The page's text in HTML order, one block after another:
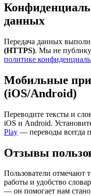
данных
Передача данных
(HTTPS). Мы не
политике
Мобильные
(iOS/Android)
Переводите тексты и
iOS и Android.
Play — переводы всегда
Отзывы
Пользователи отмечают
работы и удобство
— он помогает нам